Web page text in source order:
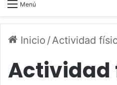
Menú
Inicio /Actividad
Actividad